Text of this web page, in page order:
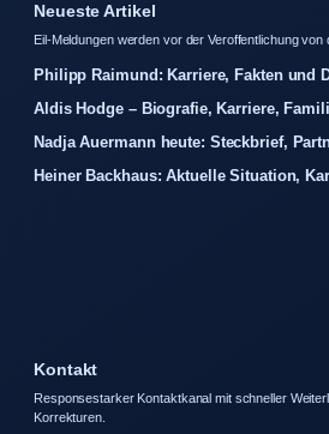
Neueste Artikel
Eil-Meldungen werden vor der Veroffentlichung von
Philipp Raimund: Karriere, Fakten und
Aldis Hodge – Biografie, Karriere,
Nadja Auermann heute: Steckbrief,
Heiner Backhaus: Aktuelle Situation,
Kontakt
Responsestarker Kontaktkanal mit schneller
Korrekturen.